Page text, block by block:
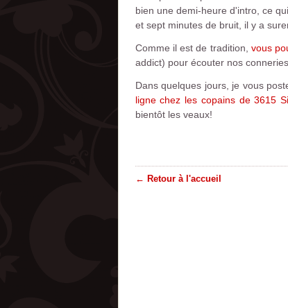
bien une demi-heure d'intro, ce
et sept minutes de bruit, il y a
Comme il est de tradition, vous
addict) pour écouter nos conneries.
Dans quelques jours, je vous
ligne chez les copains de 3615
bientôt les veaux!
← Retour à l'accueil